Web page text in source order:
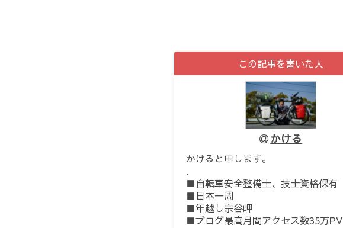
この記事を書いた人
かける
かけると申します。
.
■自転車安全整備士、技士資格保有
■日本一周
■年越し宗谷岬
■ブログ最高月間アクセス数35万PV